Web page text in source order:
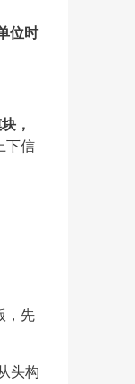
位时
，
下信
，先
头构